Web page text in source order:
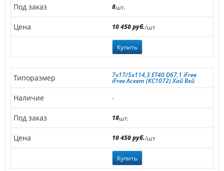
8шт.
10 450 руб./шт
Купить
7x17/5x114,3 ET40 D67,1 iFree
iFree Аскет (КС1072) Хай Вэй
-
18шт.
10 450 руб./шт
Купить